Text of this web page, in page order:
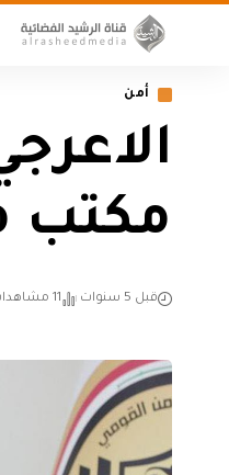
أمن
مكتب
قبل 5 سنوات 11 مشاهدات